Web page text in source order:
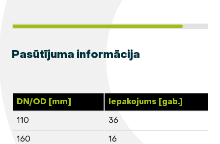
Pasūtījuma informācija
DN/OD [mm] Iepakojums [gab.]
110
36
160
16